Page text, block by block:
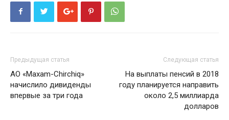
Предыдущая статья
АО «Maxam-Chirchiq»
начислило дивиденды
впервые за три года
Следующая статья
На выплаты пенсий в 2018
году планируется направить
около 2,5 миллиарда
долларов